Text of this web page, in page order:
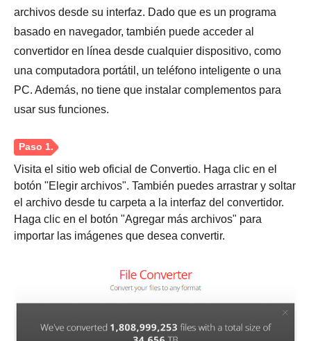
archivos desde su interfaz. Dado que es un programa
basado en navegador, también puede acceder al
convertidor en línea desde cualquier dispositivo, como
una computadora portátil, un teléfono inteligente o una
PC. Además, no tiene que instalar complementos para
usar sus funciones.
Visita el sitio web oficial de Convertio. Haga clic en el
botón "Elegir archivos". También puedes arrastrar y soltar
el archivo desde tu carpeta a la interfaz del convertidor.
Haga clic en el botón "Agregar más archivos" para
importar las imágenes que desea convertir.